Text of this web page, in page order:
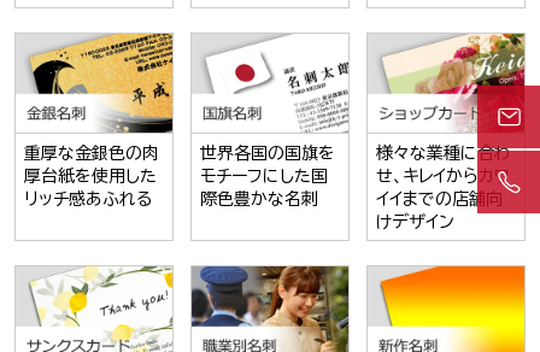
重厚な金銀色の肉
厚台紙を使用した
リッチ感あふれる
世界各国の国旗を
モチーフにした国
際色豊かな名刺
様々な業種に合わ
せ、キレイからカワ
イイまでの店舗向
けデザイン